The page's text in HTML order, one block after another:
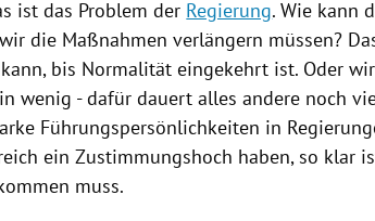
ist das Problem der Regierung. Wie kann
die Maßnahmen verlängern müssen?
bis Normalität eingekehrt ist. Oder
wenig - dafür dauert alles andere noch
Führungspersönlichkeiten in
ein Zustimmungshoch haben, so klar
muss.